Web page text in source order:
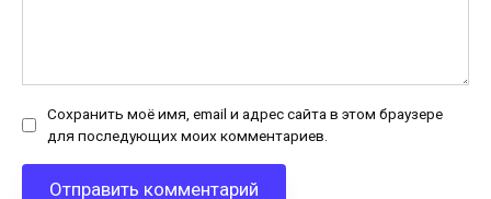
Сохранить моё имя, email и адрес сайта в этом браузере
для последующих моих комментариев.